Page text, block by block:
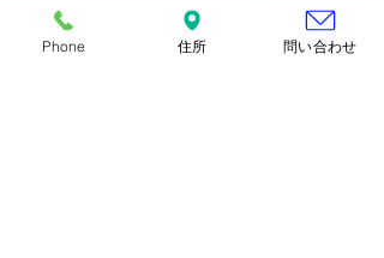
★こちらのお問い合わせフォームはお
客様専用です 営業・セールス等はご遠慮
ください
Phone 住所 問い合わせ